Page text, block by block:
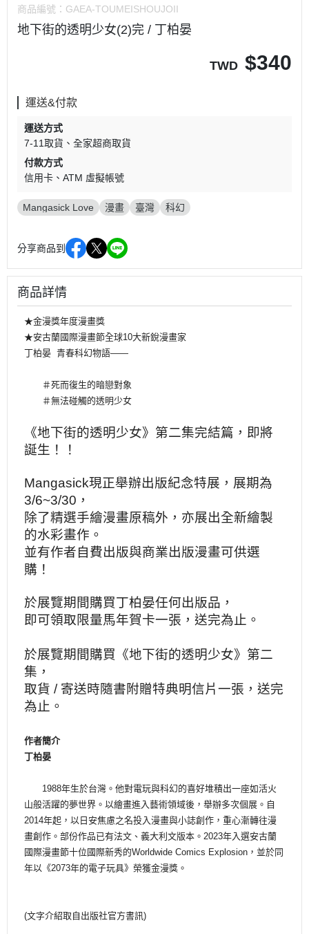
商品編號： GAEA-TOUMEISHOUJOII
地下街的透明少女(2)完 / 丁柏晏
TWD $340
運送&付款
運送方式
7-11取貨
全家超商取貨
付款方式
信用卡
ATM 虛擬帳號
Mangasick Love 漫畫 臺灣 科幻
分享商品到
商品詳情
★金漫獎年度漫畫獎
★安古蘭國際漫畫節全球10大新銳漫畫家
丁柏晏 青春科幻物語——
＃死而復生的暗戀對象
＃無法碰觸的透明少女
《地下街的透明少女》第二集完結篇，即將
誕生！！
Mangasick現正舉辦出版紀念特展，展期為
3/6~3/30，
除了精選手繪漫畫原稿外，亦展出全新繪製
的水彩畫作。
並有作者自費出版與商業出版漫畫可供選
購！
於展覽期間購買丁柏晏任何出版品，
即可領取限量馬年賀卡一張， 送完為止。
於展覽期間購買《地下街的透明少女》第二
集，
取貨 / 寄送時隨書附贈特典明信片一張，送完
為止。
作者簡介
丁柏晏
1988年生於台灣。他對電玩與科幻的喜好堆積出一座如活火
山般活躍的夢世界。以繪畫進入藝術領域後，舉辦多次個展。自
2014年起，以日安焦慮之名投入漫畫與小誌創作，重心漸轉往漫
畫創作。部份作品已有法文、義大利文版本。2023年入選安古蘭
國際漫畫節十位國際新秀的Worldwide Comics Explosion，並於同
年以《2073年的電子玩具》榮獲金漫獎。
(文字介紹取自出版社官方書訊)